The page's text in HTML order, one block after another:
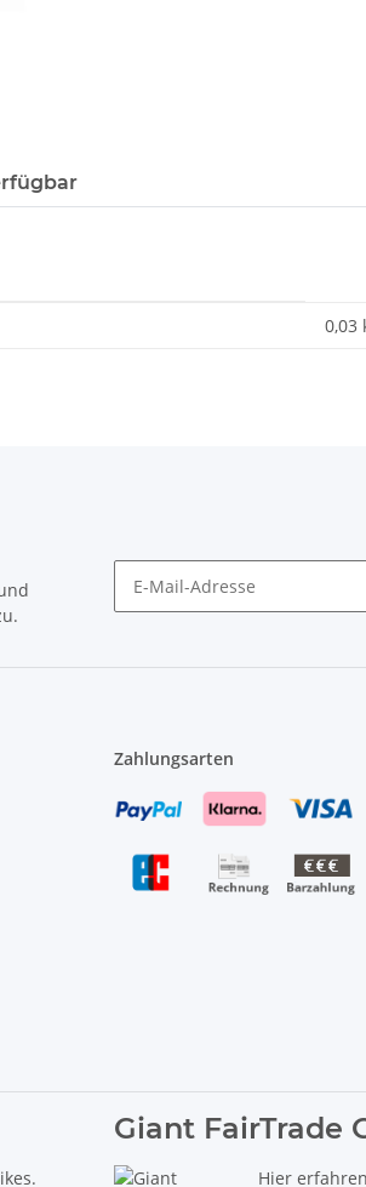
0,03
Zahlungsarten
Giant FairTrade
Hier